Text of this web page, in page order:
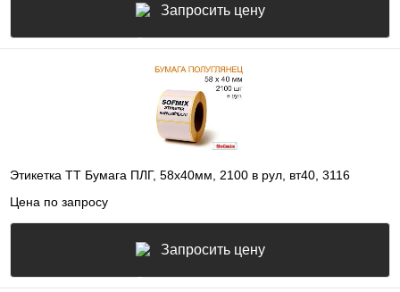
Запросить цену
Этикетка ТТ Бумага ПЛГ, 58х40мм, 2100 в рул, вт40, 3116
Цена по запросу
Запросить цену